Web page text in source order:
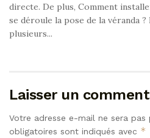
directe. De plus, Comment
se déroule la pose de la véranda
plusieurs...
Laisser un
Votre adresse e-mail ne sera pas
obligatoires sont indiqués avec *